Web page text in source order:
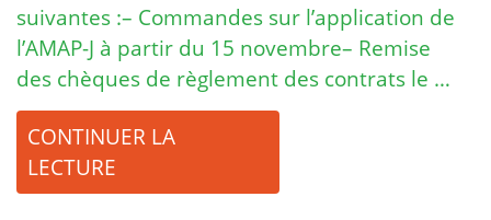
suivantes :– Commandes sur l’application de
l’AMAP-J à partir du 15 novembre– Remise
des chèques de règlement des contrats le …
CONTINUER LA
LECTURE